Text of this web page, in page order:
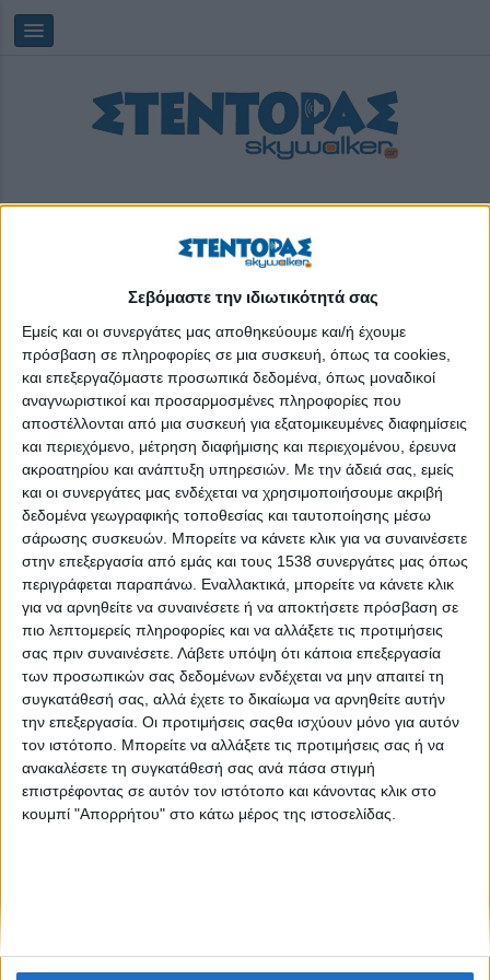
Σεβόμαστε την ιδιωτικότητά σας
Εμείς και οι συνεργάτες μας αποθηκεύουμε και/ή έχουμε
πρόσβαση σε πληροφορίες σε μια συσκευή, όπως τα cookies,
και επεξεργαζόμαστε προσωπικά δεδομένα, όπως μοναδικοί
αναγνωριστικοί και προσαρμοσμένες πληροφορίες που
αποστέλλονται από μια συσκευή για εξατομικευμένες διαφημίσεις
και περιεχόμενο, μέτρηση διαφήμισης και περιεχομένου, έρευνα
ακροατηρίου και ανάπτυξη υπηρεσιών. Με την άδειά σας, εμείς
και οι συνεργάτες μας ενδέχεται να χρησιμοποιήσουμε ακριβή
δεδομένα γεωγραφικής τοποθεσίας και ταυτοποίησης μέσω
σάρωσης συσκευών. Μπορείτε να κάνετε κλικ για να συναινέσετε
στην επεξεργασία από εμάς και τους 1538 συνεργάτες μας όπως
περιγράφεται παραπάνω. Εναλλακτικά, μπορείτε να κάνετε κλικ
για να αρνηθείτε να συναινέσετε ή να αποκτήσετε πρόσβαση σε
πιο λεπτομερείς πληροφορίες και να αλλάξετε τις προτιμήσεις
σας πριν συναινέσετε. Λάβετε υπόψη ότι κάποια επεξεργασία
των προσωπικών σας δεδομένων ενδέχεται να μην απαιτεί τη
συγκατάθεσή σας, αλλά έχετε το δικαίωμα να αρνηθείτε αυτήν
την επεξεργασία. Οι προτιμήσεις σαςθα ισχύουν μόνο για αυτόν
τον ιστότοπο. Μπορείτε να αλλάξετε τις προτιμήσεις σας ή να
ανακαλέσετε τη συγκατάθεσή σας ανά πάσα στιγμή
επιστρέφοντας σε αυτόν τον ιστότοπο και κάνοντας κλικ στο
κουμπί "Απορρήτου" στο κάτω μέρος της ιστοσελίδας.
εθελοντική αιμοδοσία
Like like #14
Στα Social Media, 13-20 Μαΐου 2019
NEWSLETTER